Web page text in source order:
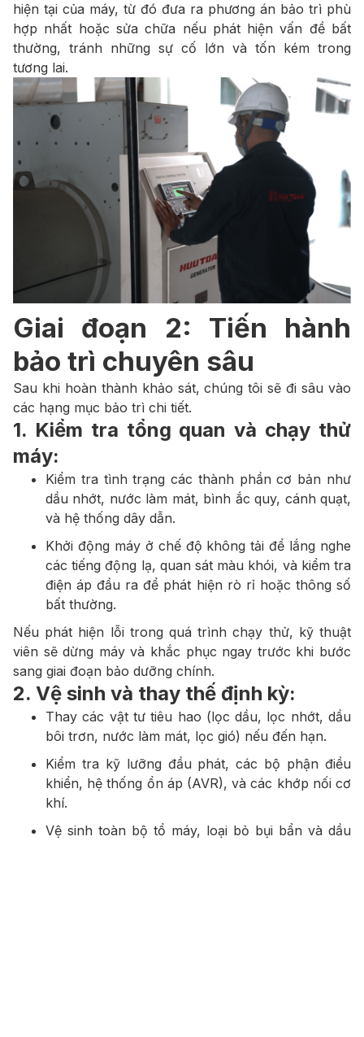
hiện tại của máy, từ đó đưa ra phương án bảo trì phù
hợp nhất hoặc sửa chữa nếu phát hiện vấn đề bất
thường, tránh những sự cố lớn và tốn kém trong
tương lai.
Giai đoạn 2: Tiến hành
bảo trì chuyên sâu
Sau khi hoàn thành khảo sát, chúng tôi sẽ đi sâu vào
các hạng mục bảo trì chi tiết.
1. Kiểm tra tổng quan và chạy thử
máy:
Kiểm tra tình trạng các thành phần cơ bản như
dầu nhớt, nước làm mát, bình ắc quy, cánh quạt,
và hệ thống dây dẫn.
Khởi động máy ở chế độ không tải để lắng nghe
các tiếng động lạ, quan sát màu khói, và kiểm tra
điện áp đầu ra để phát hiện rò rỉ hoặc thông số
bất thường.
Nếu phát hiện lỗi trong quá trình chạy thử, kỹ thuật
viên sẽ dừng máy và khắc phục ngay trước khi bước
sang giai đoạn bảo dưỡng chính.
2. Vệ sinh và thay thế định kỳ:
Thay các vật tư tiêu hao (lọc dầu, lọc nhớt, dầu
bôi trơn, nước làm mát, lọc gió) nếu đến hạn.
Kiểm tra kỹ lưỡng đầu phát, các bộ phận điều
khiển, hệ thống ổn áp (AVR), và các khớp nối cơ
khí.
Vệ sinh toàn bộ tổ máy, loại bỏ bụi bẩn và dầu